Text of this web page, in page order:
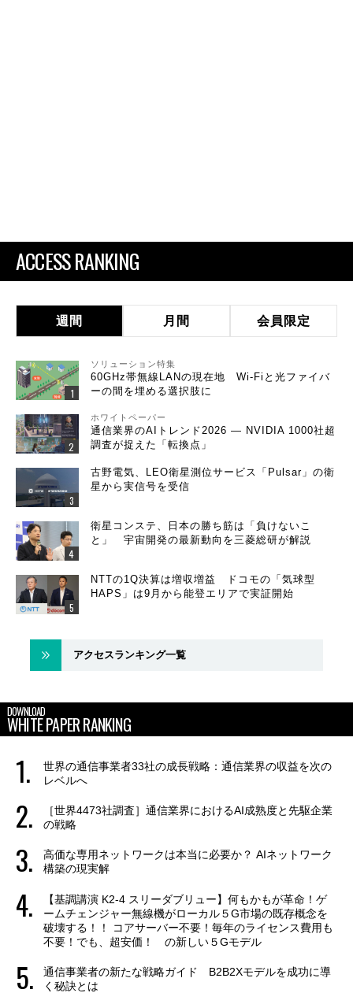
ACCESS RANKING
週間 月間 会員限定
ソリューション特集
60GHz帯無線LANの現在地 Wi-Fiと光ファイバ
ーの間を埋める選択肢に
ホワイトペーパー
通信業界のAIトレンド2026 ― NVIDIA 1000社超
調査が捉えた「転換点」
古野電気、LEO衛星測位サービス「Pulsar」の衛
星から実信号を受信
衛星コンステ、日本の勝ち筋は「負けないこ
と」 宇宙開発の最新動向を三菱総研が解説
NTTの1Q決算は増収増益 ドコモの「気球型
HAPS」は9月から能登エリアで実証開始
アクセスランキング一覧
DOWNLOAD
WHITE PAPER RANKING
世界の通信事業者33社の成長戦略：通信業界の収益を次の
レベルへ
［世界4473社調査］通信業界におけるAI成熟度と先駆企業
の戦略
高価な専用ネットワークは本当に必要か？ AIネットワーク
構築の現実解
【基調講演 K2-4 スリーダブリュー】何もかもが革命！ゲ
ームチェンジャー無線機がローカル５G市場の既存概念を
破壊する！！ コアサーバー不要！毎年のライセンス費用も
不要！でも、超安価！ の新しい５Gモデル
通信事業者の新たな戦略ガイド B2B2Xモデルを成功に導
く秘訣とは